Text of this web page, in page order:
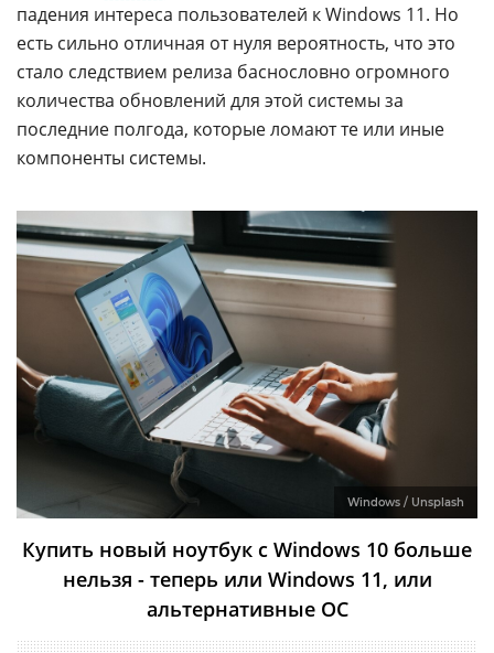
падения интереса пользователей к Windows 11. Но
есть сильно отличная от нуля вероятность, что это
стало следствием релиза баснословно огромного
количества обновлений для этой системы за
последние полгода, которые ломают те или иные
компоненты системы.
Windows / Unsplash
Купить новый ноутбук с Windows 10 больше
нельзя - теперь или Windows 11, или
альтернативные ОС